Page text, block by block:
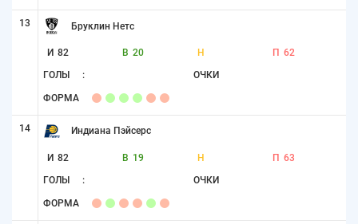
13 Бруклин Нетс
И 82 В 20 Н П 62
ГОЛЫ : ОЧКИ
ФОРМА
14 Индиана Пэйсерс
И 82 В 19 Н П 63
ГОЛЫ : ОЧКИ
ФОРМА